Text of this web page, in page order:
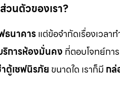
วนตัวของเรา?
ธนาคารแต่ข้อจำกัดเรื่องเวลา
ริการห้องมั่นคง ที่ตอบโจทย์กา
าตู้เซฟนิรภัย ขนาดใด เราก็มี กล่